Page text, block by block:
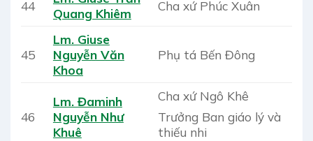
44
Quang Khiêm
Cha xứ Phúc Xuân
45
Lm. Giuse
Nguyễn Văn
Khoa
Phụ tá Bến Đông
46
Lm. Đaminh
Nguyễn Như
Khuê
Cha xứ Ngô Khê
Trưởng Ban giáo lý và
thiếu nhi